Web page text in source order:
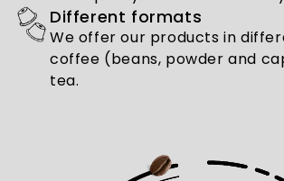
Different formats
We offer our products in
coffee (beans, powder and
tea.